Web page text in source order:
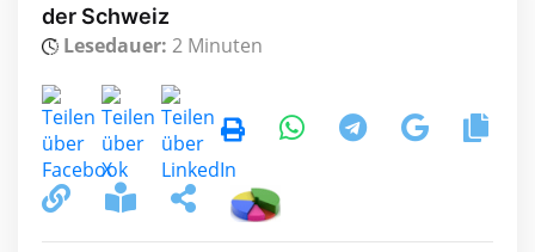
der Schweiz
Lesedauer: 2 Minuten